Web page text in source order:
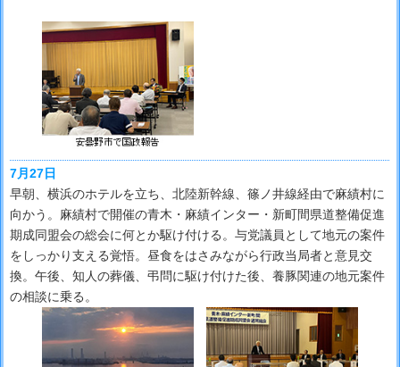
7月27日
早朝、横浜のホテルを立ち、北陸新幹線、篠ノ井線経由で麻績村に
向かう。麻績村で開催の青木・麻績インター・新町間県道整備促進
期成同盟会の総会に何とか駆け付ける。与党議員として地元の案件
をしっかり支える覚悟。昼食をはさみながら行政当局者と意見交
換。午後、知人の葬儀、弔問に駆け付けた後、養豚関連の地元案件
の相談に乗る。